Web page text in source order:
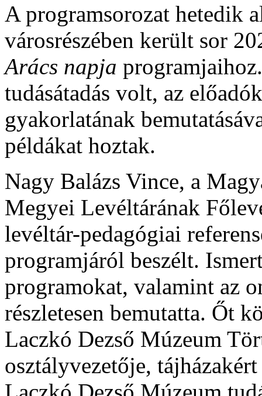
A programsorozat hetedik
városrészében került sor
Arács napja
tudásátadás volt, az
gyakorlatának
példákat hoztak.
Nagy Balázs Vince, a
Megyei Levéltárának
levéltár-pedagógiai
programjáról beszélt.
programokat, valamint az
részletesen bemutatta. Őt
Laczkó Dezső Múzeum
osztályvezetője,